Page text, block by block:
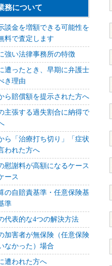
務について
談金を増額できる可能性を
料で査定します
強い法律事務所の特徴
遭ったとき、早期に弁護士
き理由
ら賠償額を提示された方へ
主張する過失割合に納得で
ら「治療打ち切り」「症状
われた方へ
慰謝料が高額になるケース
ース
の自賠責基準・任意保険基
準
代表的な4つの解決方法
加害者が無保険（任意保険
なかった）場合
遭われた方へ